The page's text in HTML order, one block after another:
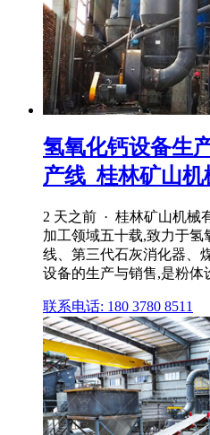
氢氧化钙设备生
产线_桂林矿山机
2 天之前 · 桂林矿山机械
加工领域五十载,致力于
线、第三代石灰消化器、
设备的生产与销售,是粉体
联系电话: 180 3780 8511